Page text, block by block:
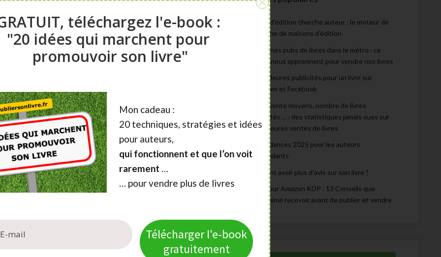
différents partenaires. Voici les catégories :
Maison d’édition cherche auteur : le moteur de
recherche de maisons d’édition
Les bonnes pubs de livres dans le métro : ce
qu’elles nous apprennent pour vendre nos livres
Les meilleures publicités pour un livre sur
Instagram et Facebook
Prix de vente moyens, nombre de livres
autoédités … : des statistiques jamais vues sur
les meilleures ventes de livres
Les tendances 2025 pour les auteurs
indépendants
Comment avoir plus d’avis sur son livre ?
Publier sur Amazon KDP : 13 Conseils que
j’aurais aimé recevoir avant de publier et vendre
téléchargez l'e-book :
"20 idées qui marchent pour
promouvoir son livre"
Mon cadeau :
20 techniques, stratégies et idées
pour auteurs,
qui fonctionnent et que l’on voit
rarement …
… pour vendre plus de livres
Télécharger l'e-book
gratuitement